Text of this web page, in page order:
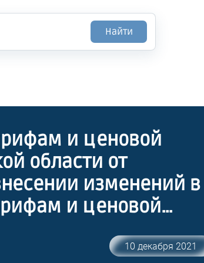
Найти
и ценовой
области от
изменений в
и ценовой
п "Об установлении
10 декабря 2021